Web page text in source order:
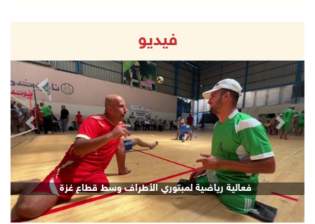
فيديو
فعالية رياضية لمبتوري الأطراف وسط قطاع غزة
Next